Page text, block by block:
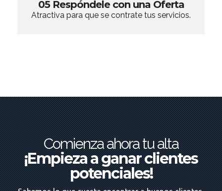
05 Respóndele con una Oferta
Atractiva para que se contrate tus servicios.
Comienza ahora tu alta
¡Empieza a ganar clientes
potenciales!